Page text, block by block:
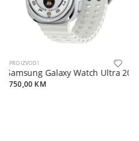
PROIZVODI
Samsung Galaxy Watch Ultra
750,00 KM